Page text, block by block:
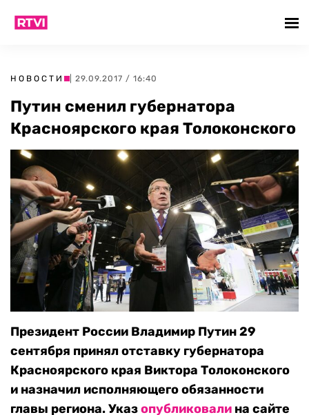
НОВОСТИ | 29.09.2017 / 16:40
Путин сменил губернатора
Красноярского края Толоконского
Президент России Владимир Путин 29
сентября принял отставку губернатора
Красноярского края Виктора Толоконского
и назначил исполняющего обязанности
главы региона. Указопубликовали на сайте